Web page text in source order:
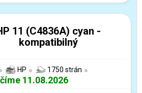
11 (C4836A) cyan -
kompatibilný
HP 1750 strán
11.08.2026